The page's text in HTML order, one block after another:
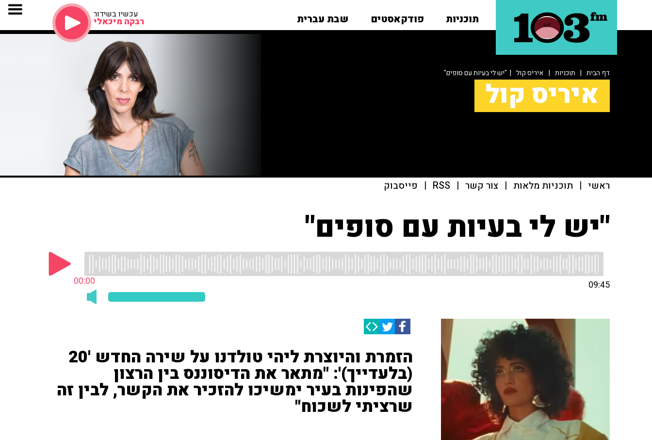
תוכניות פודקאסטים שבת עברית עכשיו בשידור
רבקה מיכאלי
דף הבית | תוכניות | איריס קול | "יש לי בעיות עם סופים"
איריס קול
ראשי | תוכניות מלאות | צור קשר |
RSS
| פייסבוק
"יש לי בעיות עם סופים"
00:00 09:45
הזמרת והיוצרת ליהי טולדנו על שירה החדש '20
(בלעדייך)': "מתאר את הדיסוננס בין הרצון
שהפינות בעיר ימשיכו להזכיר את הקשר, לבין זה
שרציתי לשכוח"